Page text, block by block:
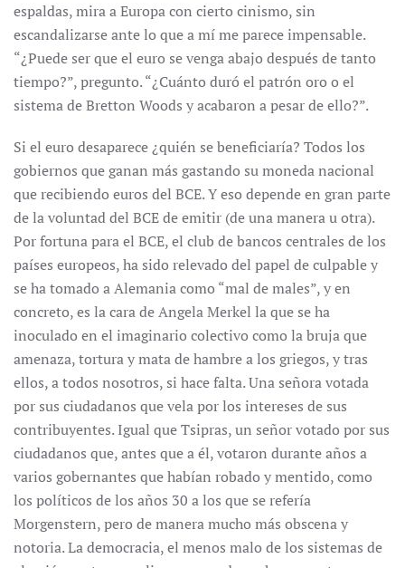
espaldas, mira a Europa con cierto cinismo, sin
escandalizarse ante lo que a mí me parece impensable.
“¿Puede ser que el euro se venga abajo después de tanto
tiempo?”, pregunto. “¿Cuánto duró el patrón oro o el
sistema de Bretton Woods y acabaron a pesar de ello?”.
Si el euro desaparece ¿quién se beneficiaría? Todos los
gobiernos que ganan más gastando su moneda nacional
que recibiendo euros del BCE. Y eso depende en gran parte
de la voluntad del BCE de emitir (de una manera u otra).
Por fortuna para el BCE, el club de bancos centrales de los
países europeos, ha sido relevado del papel de culpable y
se ha tomado a Alemania como “mal de males”, y en
concreto, es la cara de Angela Merkel la que se ha
inoculado en el imaginario colectivo como la bruja que
amenaza, tortura y mata de hambre a los griegos, y tras
ellos, a todos nosotros, si hace falta. Una señora votada
por sus ciudadanos que vela por los intereses de sus
contribuyentes. Igual que Tsipras, un señor votado por sus
ciudadanos que, antes que a él, votaron durante años a
varios gobernantes que habían robado y mentido, como
los políticos de los años 30 a los que se refería
Morgenstern, pero de manera mucho más obscena y
notoria. La democracia, el menos malo de los sistemas de